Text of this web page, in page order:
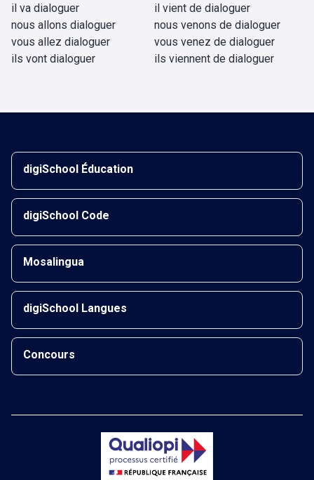
il va dialoguer
nous allons dialoguer
vous allez dialoguer
ils vont dialoguer
il vient de dialoguer
nous venons de dialoguer
vous venez de dialoguer
ils viennent de dialoguer
digiSchool Éducation
digiSchool Code
Mosalingua
digiSchool Langues
Concours